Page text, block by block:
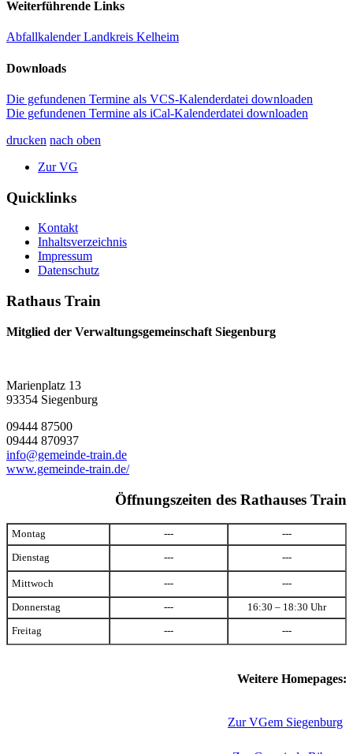
Weiterführende Links
Abfallkalender Landkreis Kelheim
Downloads
Die gefundenen Termine als VCS-Kalenderdatei downloaden
Die gefundenen Termine als iCal-Kalenderdatei downloaden
drucken nach oben
Zur VG
Quicklinks
Kontakt
Inhaltsverzeichnis
Impressum
Datenschutz
Rathaus Train
Mitglied der Verwaltungsgemeinschaft Siegenburg
Marienplatz 13
93354 Siegenburg
09444 87500
09444 870937
info@gemeinde-train.de
www.gemeinde-train.de/
Öffnungszeiten des Rathauses Train
Montag --- ---
Dienstag --- ---
Mittwoch --- ---
Donnerstag --- 16:30 – 18:30 Uhr
Freitag --- ---
Weitere Homepages:
Zur VGem Siegenburg